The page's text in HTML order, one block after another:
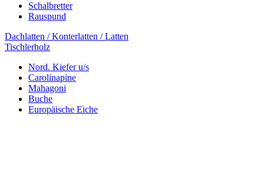
Schalbretter
Rauspund
Dachlatten / Konterlatten / Latten
Tischlerholz
Nord. Kiefer u/s
Carolinapine
Mahagoni
Buche
Europäische Eiche